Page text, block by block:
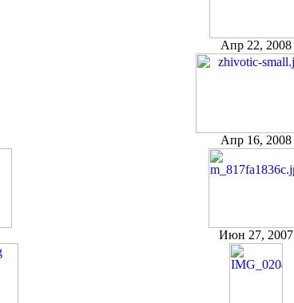
Апр 22, 2008
Апр 16, 2008
Июн 27, 2007